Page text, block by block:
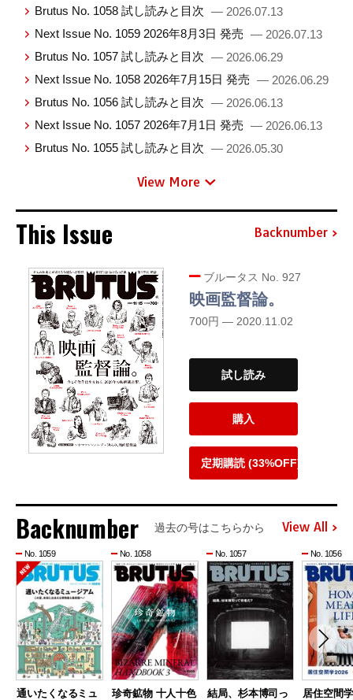
Brutus No. 1058 試し読みと目次 — 2026.07.13
Next Issue No. 1059 2026年8月3日 発売 — 2026.07.13
Brutus No. 1057 試し読みと目次 — 2026.06.29
Next Issue No. 1058 2026年7月15日 発売 — 2026.06.29
Brutus No. 1056 試し読みと目次 — 2026.06.13
Next Issue No. 1057 2026年7月1日 発売 — 2026.06.13
Brutus No. 1055 試し読みと目次 — 2026.05.30
View More
This Issue Backnumber
ブルータス No. 927
映画監督論。
700円 — 2020.11.02
試し読み
購入
定期購読 (33%OFF)
Backnumber 過去の号はこちらから View All
No. 1059
通いたくなるミュ
No. 1058
珍奇鉱物 十人十色
No. 1057
結局、杉本博司っ
No. 1056
居住空間